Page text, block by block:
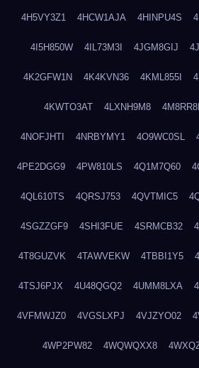
4H5VY3Z1 4HCW1AJA 4HINPU4S
4I5H850W 4IL73M3I 4JGM8GIJ
4K2GFW1N 4K4KVN36 4KML855I
4KWTO3AT 4LXNH9M8
4NOFJHTI 4NRBYMY1 4O9WC0SL
4PE2DGG9 4PW810LS 4Q1M7Q60
4QL610TS 4QRSJ753 4QVTMIC5
4SGZZGF9 4SHI3FUE 4SRMCB32
4T8GUZVK 4TAWVEKW 4TBBI1Y5
4TSJ6PJX 4U48QGQ2 4UMM8LXA
4VFMWJZ0 4VGSLXPJ 4VJZYO02
4WP2PW82 4WQWQXX8